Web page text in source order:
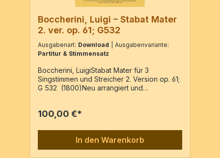
Boccherini, Luigi – Stabat Mater
2. ver. op. 61; G532
Ausgabenart: Download
| Ausgabenvariante:
Partitur & Stimmensatz
Boccherini, LuigiStabat Mater für 3
Singstimmen und Streicher 2. Version op. 61;
G 532 (1800)Neu arrangiert und
100,00 €*
In den Warenkorb